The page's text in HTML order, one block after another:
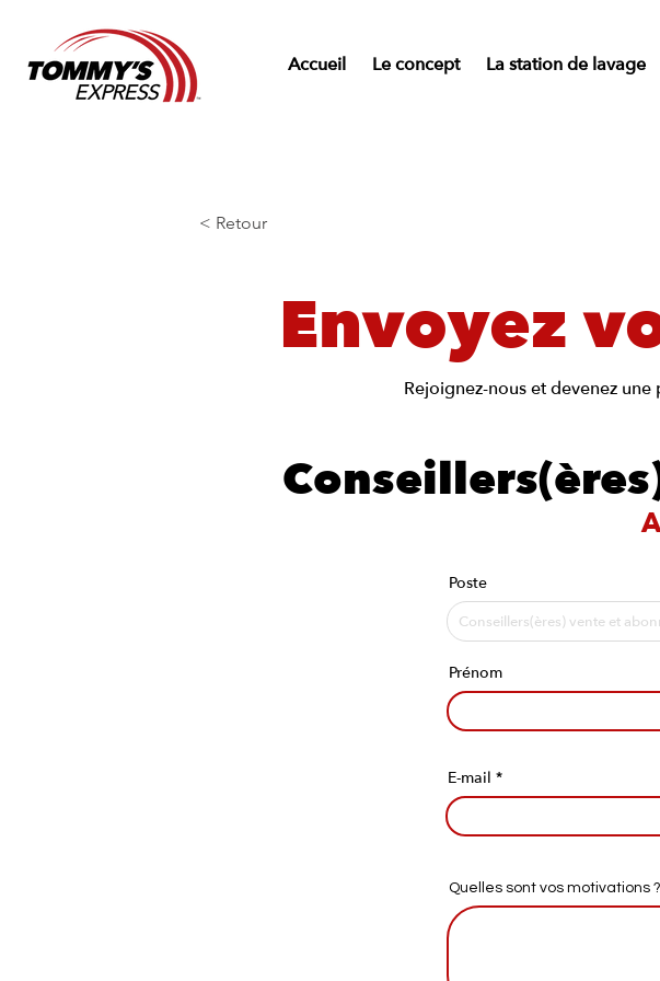
Accueil Le concept La station de lavage
< Retour
Envoyez
Rejoignez-nous et devenez
Poste
Prénom
E-mail
Quelles sont vos motivations ?